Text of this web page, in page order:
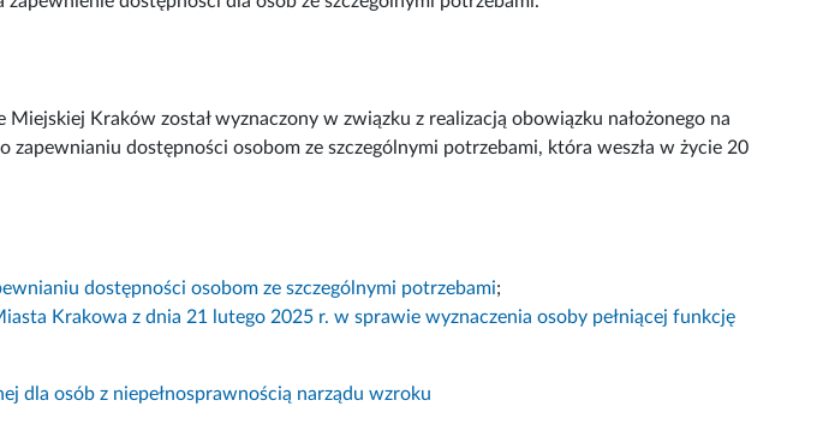
Kraków został wyznaczony w związku z realizacją obowiązku nałożonego na
dostępności osobom ze szczególnymi potrzebami, która weszła w życie 20
dostępności osobom ze szczególnymi potrzebami;
Krakowa z dnia 21 lutego 2025 r. w sprawie wyznaczenia osoby pełniącej funkcję
dla osób z niepełnosprawnością narządu wzroku